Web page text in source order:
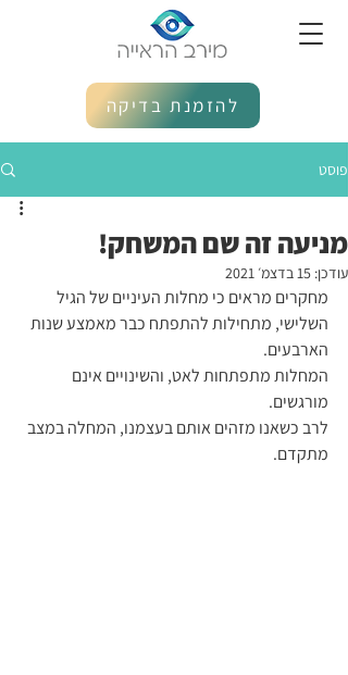
להזמנת בדיקה
פוסט
מניעה זה שם המשחק!
עודכן: 15 בדצמ׳ 2021
מחקרים מראים כי מחלות העיניים של הגיל
השלישי, מתחילות להתפתח כבר מאמצע שנות
הארבעים.
המחלות מתפתחות לאט, והשינויים אינם
מורגשים.
לרב כשאנו מזהים אותם בעצמנו, המחלה במצב
מתקדם.